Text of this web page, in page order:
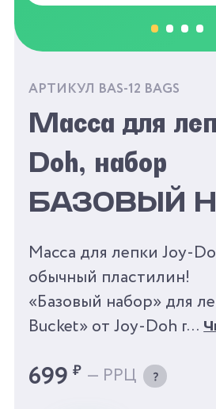
АРТИКУЛ BAS-12 BAGS
Масса для
Doh, набор
БАЗОВЫЙ
Масса для лепки Joy-
обычный пластилин!
«Базовый набор» для
Bucket» от Joy-Doh
разбирающимся в
699 ₽ — РРЦ